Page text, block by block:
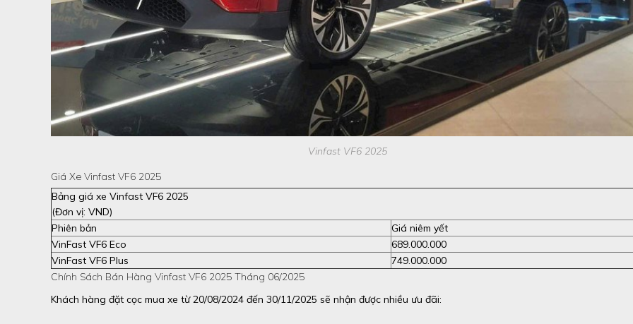
Vinfast VF6 2025
Giá Xe Vinfast VF6 2025
Bảng giá xe Vinfast VF6 2025
(Đơn vị: VND)
Phiên bản
Giá niêm yết
VinFast VF6 Eco
689.000.000
VinFast VF6 Plus
749.000.000
Chính Sách Bán Hàng Vinfast VF6 2025 Tháng 06/2025
Khách hàng đặt cọc mua xe từ 20/08/2024 đến 30/11/2025 sẽ nhận được nhiều ưu đãi: